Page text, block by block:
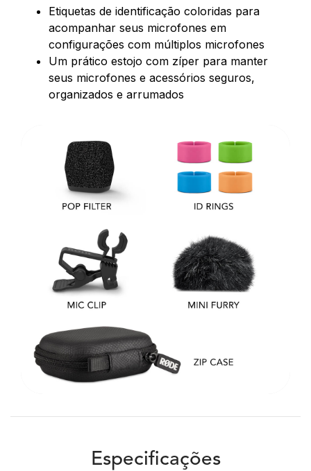
Etiquetas de identificação coloridas para
acompanhar seus microfones em
configurações com múltiplos microfones
Um prático estojo com zíper para manter
seus microfones e acessórios seguros,
organizados e arrumados
Especificações